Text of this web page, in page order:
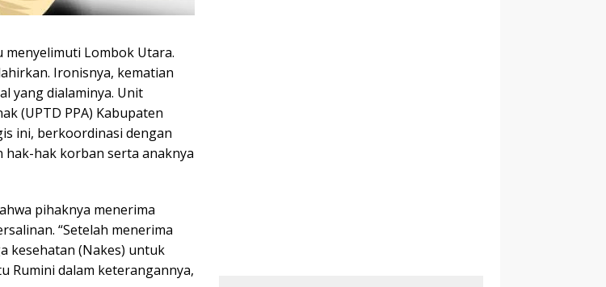
menyelimuti Lombok Utara.
Ironisnya, kematian
yang dialaminya. Unit
(UPTD PPA) Kabupaten
ini, berkoordinasi dengan
hak korban serta anaknya
pihaknya menerima
“Setelah menerima
kesehatan (Nakes) untuk
Rumini dalam keterangannya,